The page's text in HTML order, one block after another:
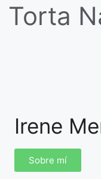
Torta
Irene
Sobre mí